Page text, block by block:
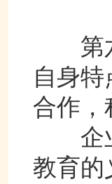
第
自身特
合作
企业
教育的义